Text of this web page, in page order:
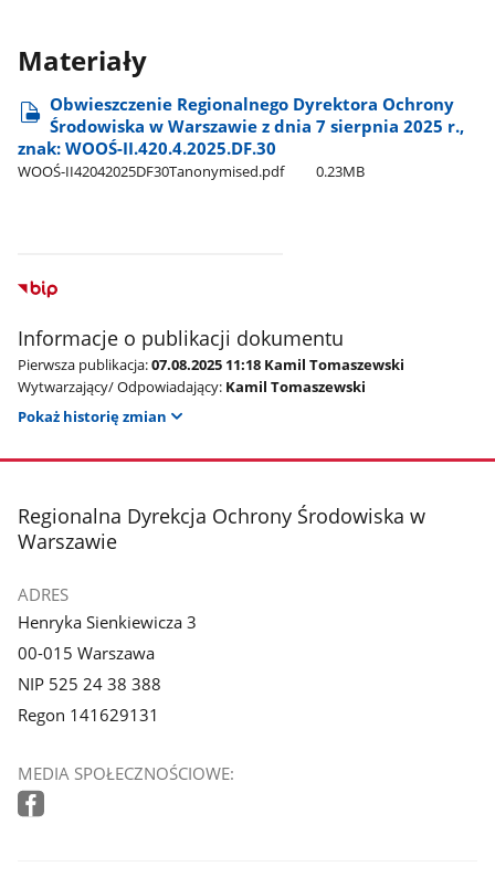
Materiały
Obwieszczenie Regionalnego Dyrektora Ochrony
Środowiska w Warszawie z dnia 7 sierpnia 2025 r.,
znak: WOOŚ-II.420.4.2025.DF.30
WOOŚ-II42042025DF30Tanonymised.pdf 0.23MB
Informacje o publikacji dokumentu
Pierwsza publikacja:07.08.2025 11:18 Kamil Tomaszewski
Wytwarzający/ Odpowiadający: Kamil Tomaszewski
Pokaż historię zmian
stopka
Regionalna Dyrekcja Ochrony Środowiska w
Warszawie
ADRES
Henryka Sienkiewicza 3
00-015 Warszawa
NIP 525 24 38 388
Regon 141629131
MEDIA SPOŁECZNOŚCIOWE: